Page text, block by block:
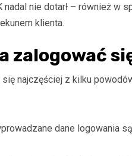
nie dotarł – również w
klienta.
zalogować
najczęściej z kilku
dane logowania